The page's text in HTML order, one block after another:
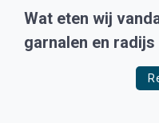
Wat eten wij
garnalen en radijs